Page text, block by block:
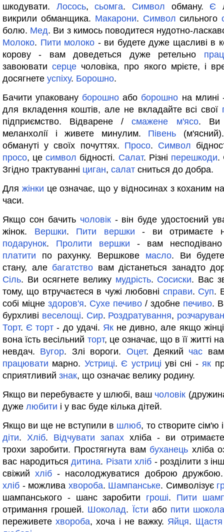
шкодувати. Лосось,сьомга. Символ обману. Є
викрили обманщика. Макарони. Символ сильного
болю. Мед. Ви з кимось поводитеся нудотно-
Молоко. Пити молоко - ви будете дуже щасливі в
корову - вам доведеться дуже ретельно
завоюватисерце чоловіка, про якого мрієте, і
досягнете успіху. Борошно.
Бачити упаковану борошно або борошно на
для вкладення коштів, але не вкладайте всі свої
підприємство. Відварене /смажене м'ясо. Ви
меланхолії і живете минулим. Півень
обмануті у своїх почуттях. Просо. Символ
просо, цесимвол бідності. Салат. Різні перешкоди.
Згідно трактуванні циган, салат сниться до добра.
Для жінки це означає, що у відносинах з коханим
часи.
Якщо сон бачить чоловік- він буде удостоєний
жінок. Вершки. Пити вершки - ви отримаєте
подарунок. Пролити вершки - вам несподівано
платити по рахунку. Вершкове масло. Ви
стану, але багатство вам дістанеться занадто
Сіль. Ви осягнете велику мудрість. Сосиски. Вас
тому, що втручаєтеся в чужі любовні справи. Суп.
собі міцне здоров'я. Сухе печиво / здобне печиво.
бурхливі веселощі. Сир. Роздратування,
Торт. Є торт - до удачі. Якне дивно, але якщо
вона їсть весільний торт, це означає, що в її житті
невдач. Вугор. Злі вороги. Оцет. Деякий час
працювати марно. Устриці. Є устриці уві сні -як
сприятливий знак, що означає велику родину.
Якщо ви перебуваєте у шлюбі, ваш чоловік
дуже любити і у вас буде кілька дітей.
Якщо ви ще не вступили в шлюб, то створите сім'ю
діти. Хліб. Відчувати запах хліба - ви
трохи заробити. Простягнута вам буханець хліба
вас народиться дитина. Різати хліб - розділити з
свіжийхліб - насолоджуватися доброю
хліб - можлива хвороба. Шампанське. Символізує
шампанського - шанс заробити гроші. Пити
отримання грошей. Шоколад. Їсти або пити
переживетехвороба, хоча і не важку. Яйця. Щастя